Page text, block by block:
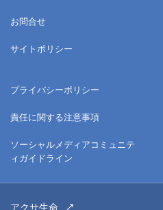
お問合せ
サイトポリシー
プライバシーポリシー
責任に関する注意事項
ソーシャルメディアコミュニテ
ィガイドライン
アクサ生命